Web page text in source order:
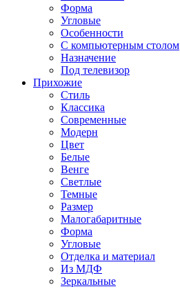
Форма
Угловые
Особенности
С компьютерным столом
Назначение
Под телевизор
Прихожие
Стиль
Классика
Современные
Модерн
Цвет
Белые
Венге
Светлые
Темные
Размер
Малогабаритные
Форма
Угловые
Отделка и материал
Из МДФ
Зеркальные